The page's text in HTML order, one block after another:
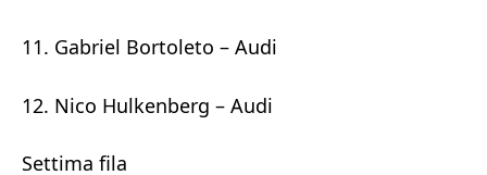
11. Gabriel Bortoleto – Audi
12. Nico Hulkenberg – Audi
Settima fila